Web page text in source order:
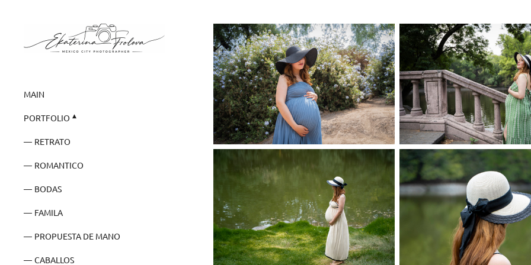
MAIN
PORTFOLIO
RETRATO
ROMANTICO
BODAS
FAMILA
PROPUESTA DE MANO
CABALLOS